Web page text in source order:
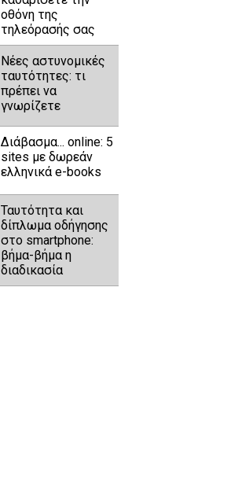
οθόνη της
τηλεόρασής σας
Νέες αστυνομικές
ταυτότητες: τι
πρέπει να
γνωρίζετε
Διάβασμα... online: 5
sites με δωρεάν
ελληνικά e-books
Ταυτότητα και
δίπλωμα οδήγησης
στο smartphone:
βήμα-βήμα η
διαδικασία